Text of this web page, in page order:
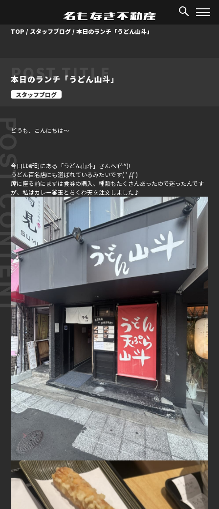
TOP / スタッフブログ /本日のランチ「うどん山斗」
POST TITLE
本日のランチ「うどん山斗」
スタッフブログ
どうも、こんにちは～
今日は新町にある「うどん山斗」さんへ!(^^)!
うどん百名店にも選ばれているみたいです( ﾟДﾟ)
席に座る前にまずは食券の購入、種類もたくさんあったので迷ったんです
が、私はカレー釜玉とちくわ天を注文しました♪